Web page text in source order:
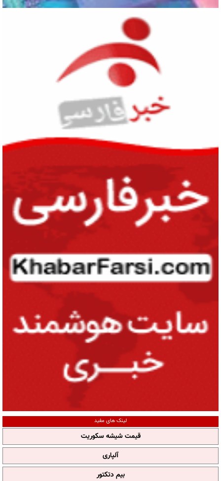
لینک های مفید
قیمت شیشه سکوریت
آلپاری
بیم دتکتور